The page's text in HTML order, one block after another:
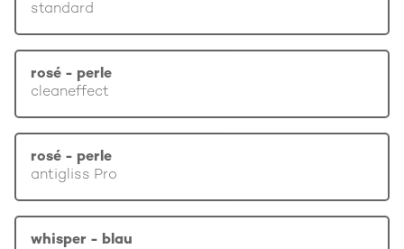
standard
rosé - perle
cleaneffect
rosé - perle
antigliss Pro
whisper - blau